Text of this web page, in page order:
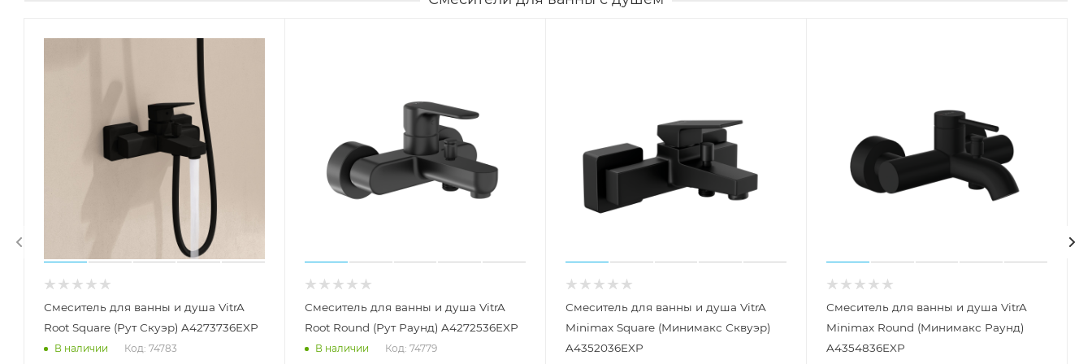
Смеситель для ванны и душа VitrA
Root Square (Рут Скуэр) A4273736EXP
В наличии Код: 74783
Смеситель для ванны и душа VitrA
Root Round (Рут Раунд) A4272536EXP
В наличии Код: 74779
Смеситель для ванны и душа VitrA
Minimax Square (Минимакс Сквуэр)
A4352036EXP
Смеситель для ванны и душа VitrA
Minimax Round (Минимакс Раунд)
A4354836EXP